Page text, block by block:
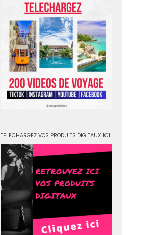
TELECHARGEZ VOS PRODUITS DIGITAUX ICI